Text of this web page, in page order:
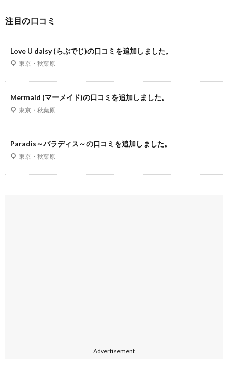
注目の口コミ
Love U daisy (らぶでじ)の口コミを追加しました。
東京・秋葉原
Mermaid (マーメイド)の口コミを追加しました。
東京・秋葉原
Paradis～パラディス～の口コミを追加しました。
東京・秋葉原
Advertisement